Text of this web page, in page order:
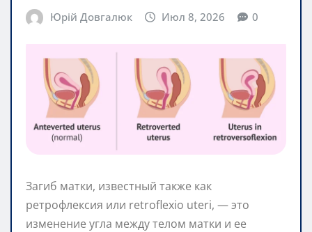
Юрій Довгалюк Июл 8, 2026 0
Загиб матки, известный также как
ретрофлексия или retroflexio uteri, — это
изменение угла между телом матки и ее